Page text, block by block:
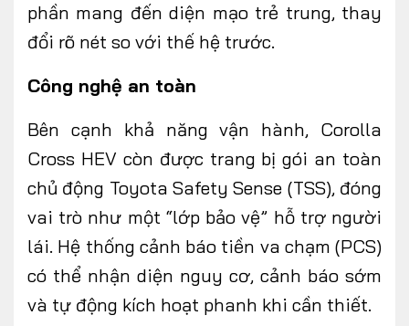
phần mang đến diện mạo trẻ trung, thay
đổi rõ nét so với thế hệ trước.
Công nghệ an toàn
Bên cạnh khả năng vận hành, Corolla
Cross HEV còn được trang bị gói an toàn
chủ động Toyota Safety Sense (TSS), đóng
vai trò như một “lớp bảo vệ” hỗ trợ người
lái. Hệ thống cảnh báo tiền va chạm (PCS)
có thể nhận diện nguy cơ, cảnh báo sớm
và tự động kích hoạt phanh khi cần thiết.